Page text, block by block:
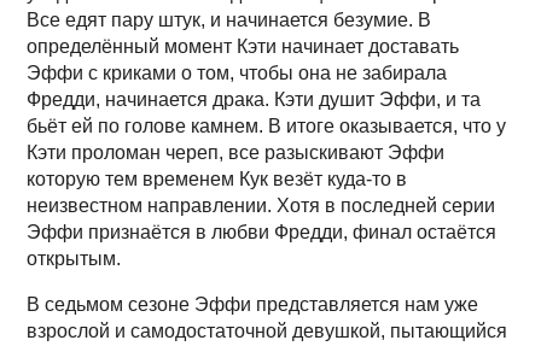
Все едят пару штук, и начинается безумие. В
определённый момент Кэти начинает доставать
Эффи с криками о том, чтобы она не забирала
Фредди, начинается драка. Кэти душит Эффи, и та
бьёт ей по голове камнем. В итоге оказывается, что у
Кэти проломан череп, все разыскивают Эффи
которую тем временем Кук везёт куда-то в
неизвестном направлении. Хотя в последней серии
Эффи признаётся в любви Фредди, финал остаётся
открытым.
В седьмом сезоне Эффи представляется нам уже
взрослой и самодостаточной девушкой, пытающийся